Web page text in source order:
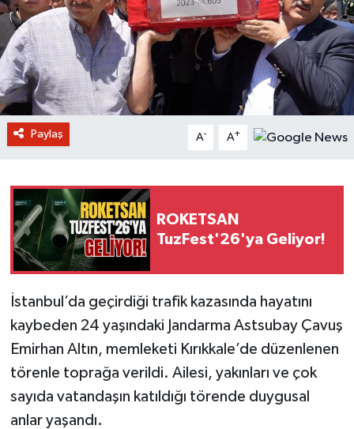
Paylaş A- A+
ROKETSAN
TuzFest'26'ya Geliyor!
İstanbul’da geçirdiği trafik kazasında hayatını
kaybeden 24 yaşındaki Jandarma Astsubay Çavuş
Emirhan Altın, memleketi Kırıkkale’de düzenlenen
törenle toprağa verildi. Ailesi, yakınları ve çok
sayıda vatandaşın katıldığı törende duygusal
anlar yaşandı.